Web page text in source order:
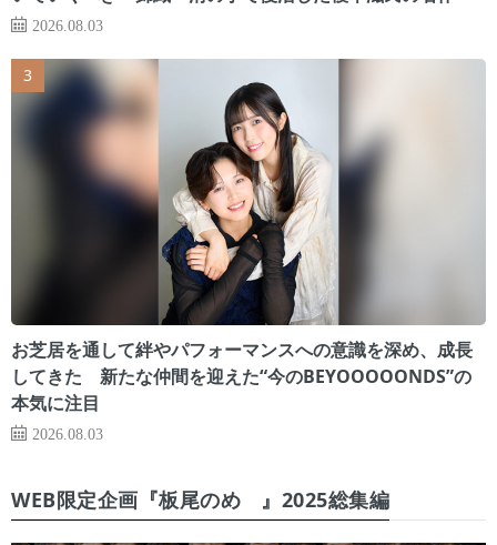
2026.08.03
お芝居を通して絆やパフォーマンスへの意識を深め、成長
してきた 新たな仲間を迎えた“今のBEYOOOOONDS”の
本気に注目
2026.08.03
WEB限定企画『板尾のめ゙』2025総集編